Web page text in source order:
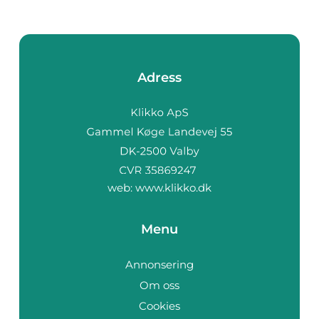
Adress
web: www.klikko.dk
Menu
Annonsering
Om oss
Cookies